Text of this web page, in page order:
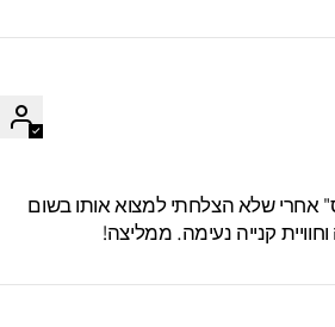
שלא הצלחתי למצוא אותו בשום
קנייה נעימה. ממליצה!